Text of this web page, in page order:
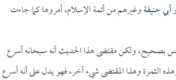
أبي حنيفةوغيرهم من أئمة الإسلام، أمروها كما جاءت
بصحيح، ولكن مقتضى هذا الحديث أنه سبحانه أسرع
الثمرة وهذا المقتضى شيء آخر، فهو يدل على أنه أسرع